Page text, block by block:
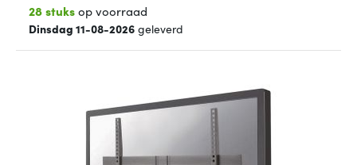
28 stuksop voorraad
Dinsdag 11-08-2026 geleverd